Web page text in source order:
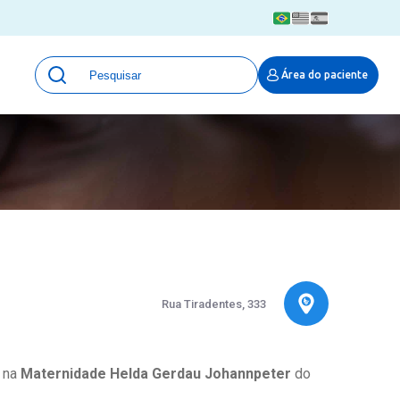
Área do paciente
Unidades
Qualidade e Segurança em saúde
Pesquisa Hospital Moinhos de Vento
Pronto Atendimento Digital
Rua Tiradentes, 333
Maternidade Helda Gerdau Johannpeter do